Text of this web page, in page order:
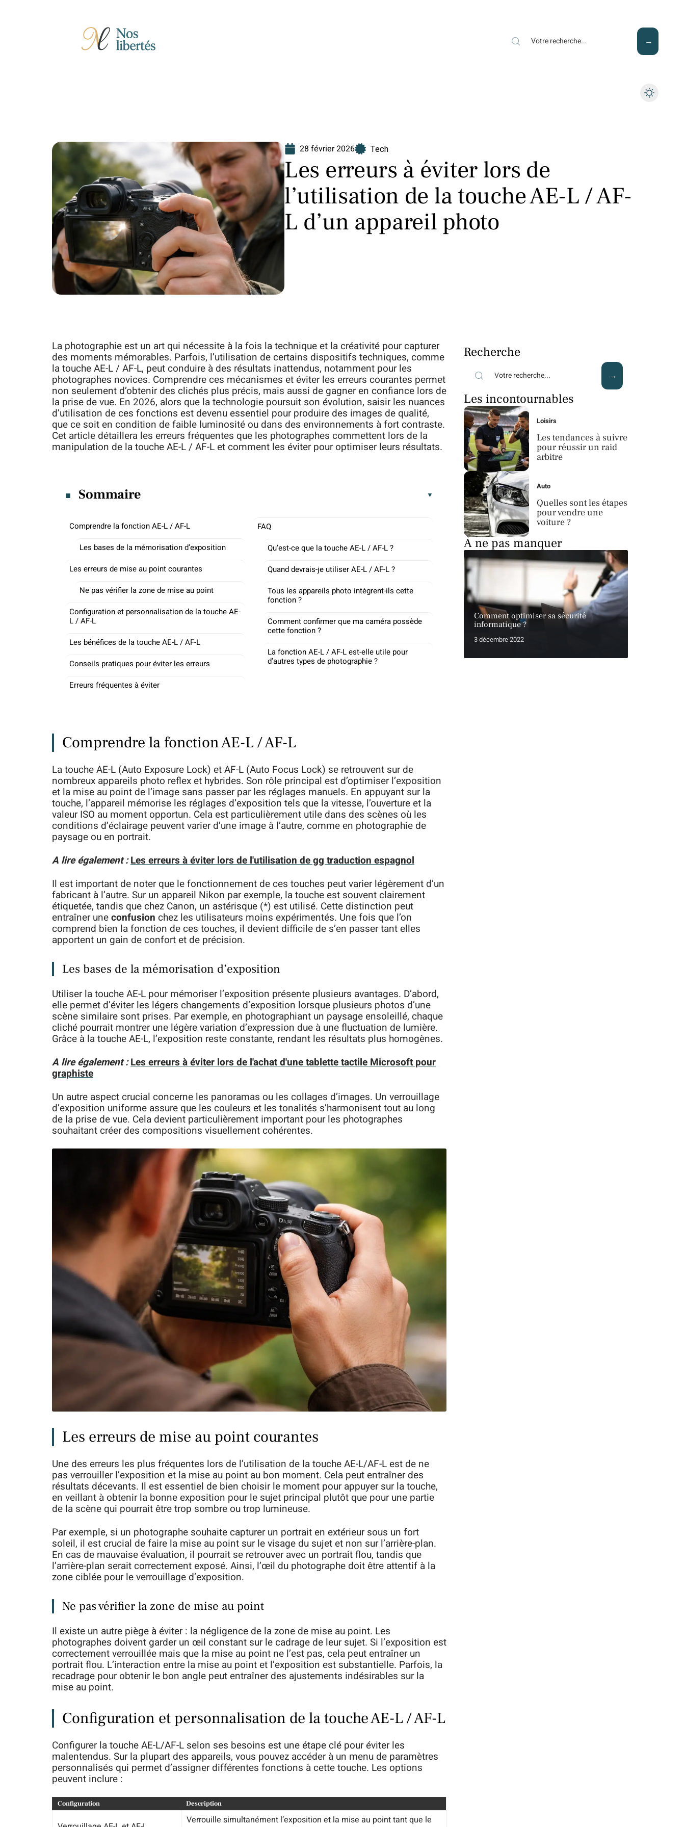
28 février 2026 Tech
Les erreurs à éviter lors de
l’utilisation de la touche AE-L / AF-
L d’un appareil photo
La photographie est un art qui nécessite à la fois la technique et la créativité pour capturer
des moments mémorables. Parfois, l’utilisation de certains dispositifs techniques, comme
la touche AE-L / AF-L, peut conduire à des résultats inattendus, notamment pour les
photographes novices. Comprendre ces mécanismes et éviter les erreurs courantes permet
non seulement d’obtenir des clichés plus précis, mais aussi de gagner en confiance lors de
la prise de vue. En 2026, alors que la technologie poursuit son évolution, saisir les nuances
d’utilisation de ces fonctions est devenu essentiel pour produire des images de qualité,
que ce soit en condition de faible luminosité ou dans des environnements à fort contraste.
Cet article détaillera les erreurs fréquentes que les photographes commettent lors de la
manipulation de la touche AE-L / AF-L et comment les éviter pour optimiser leurs résultats.
Sommaire
Comprendre la fonction AE-L / AF-L
Les bases de la mémorisation d’exposition
Les erreurs de mise au point courantes
Ne pas vérifier la zone de mise au point
Configuration et personnalisation de la touche AE-
L / AF-L
Les bénéfices de la touche AE-L / AF-L
Conseils pratiques pour éviter les erreurs
Erreurs fréquentes à éviter
FAQ
Qu’est-ce que la touche AE-L / AF-L ?
Quand devrais-je utiliser AE-L / AF-L ?
Tous les appareils photo intègrent-ils cette
fonction ?
Comment confirmer que ma caméra possède
cette fonction ?
La fonction AE-L / AF-L est-elle utile pour
d’autres types de photographie ?
Comprendre la fonction AE-L / AF-L
La touche AE-L (Auto Exposure Lock) et AF-L (Auto Focus Lock) se retrouvent sur de
nombreux appareils photo reflex et hybrides. Son rôle principal est d’optimiser l’exposition
et la mise au point de l’image sans passer par les réglages manuels. En appuyant sur la
touche, l’appareil mémorise les réglages d’exposition tels que la vitesse, l’ouverture et la
valeur ISO au moment opportun. Cela est particulièrement utile dans des scènes où les
conditions d’éclairage peuvent varier d’une image à l’autre, comme en photographie de
paysage ou en portrait.
A lire également :Les erreurs à éviter lors de l'utilisation de gg traduction espagnol
Il est important de noter que le fonctionnement de ces touches peut varier légèrement d’un
fabricant à l’autre. Sur un appareil Nikon par exemple, la touche est souvent clairement
étiquetée, tandis que chez Canon, un astérisque (*) est utilisé. Cette distinction peut
entraîner uneconfusion chez les utilisateurs moins expérimentés. Une fois que l’on
comprend bien la fonction de ces touches, il devient difficile de s’en passer tant elles
apportent un gain de confort et de précision.
Les bases de la mémorisation d’exposition
Utiliser la touche AE-L pour mémoriser l’exposition présente plusieurs avantages. D’abord,
elle permet d’éviter les légers changements d’exposition lorsque plusieurs photos d’une
scène similaire sont prises. Par exemple, en photographiant un paysage ensoleillé, chaque
cliché pourrait montrer une légère variation d’expression due à une fluctuation de lumière.
Grâce à la touche AE-L, l’exposition reste constante, rendant les résultats plus homogènes.
A lire également :Les erreurs à éviter lors de l'achat d'une tablette tactile Microsoft pour
graphiste
Un autre aspect crucial concerne les panoramas ou les collages d’images. Un verrouillage
d’exposition uniforme assure que les couleurs et les tonalités s’harmonisent tout au long
de la prise de vue. Cela devient particulièrement important pour les photographes
souhaitant créer des compositions visuellement cohérentes.
Les erreurs de mise au point courantes
Une des erreurs les plus fréquentes lors de l’utilisation de la touche AE-L/AF-L est de ne
pas verrouiller l’exposition et la mise au point au bon moment. Cela peut entraîner des
résultats décevants. Il est essentiel de bien choisir le moment pour appuyer sur la touche,
en veillant à obtenir la bonne exposition pour le sujet principal plutôt que pour une partie
de la scène qui pourrait être trop sombre ou trop lumineuse.
Par exemple, si un photographe souhaite capturer un portrait en extérieur sous un fort
soleil, il est crucial de faire la mise au point sur le visage du sujet et non sur l’arrière-plan.
En cas de mauvaise évaluation, il pourrait se retrouver avec un portrait flou, tandis que
l’arrière-plan serait correctement exposé. Ainsi, l’œil du photographe doit être attentif à la
zone ciblée pour le verrouillage d’exposition.
Ne pas vérifier la zone de mise au point
Il existe un autre piège à éviter : la négligence de la zone de mise au point. Les
photographes doivent garder un œil constant sur le cadrage de leur sujet. Si l’exposition est
correctement verrouillée mais que la mise au point ne l’est pas, cela peut entraîner un
portrait flou. L’interaction entre la mise au point et l’exposition est substantielle. Parfois, la
recadrage pour obtenir le bon angle peut entraîner des ajustements indésirables sur la
mise au point.
Configuration et personnalisation de la touche AE-L / AF-L
Configurer la touche AE-L/AF-L selon ses besoins est une étape clé pour éviter les
malentendus. Sur la plupart des appareils, vous pouvez accéder à un menu de paramètres
personnalisés qui permet d’assigner différentes fonctions à cette touche. Les options
peuvent inclure :
Configuration Description
Verrouille simultanément l’exposition et la mise au point tant que le
Recherche
Les incontournables
Loisirs
Les tendances à suivre
pour réussir un raid
arbitre
Auto
Quelles sont les étapes
pour vendre une
voiture ?
À ne pas manquer
Comment optimiser sa sécurité
informatique ?
3 décembre 2022